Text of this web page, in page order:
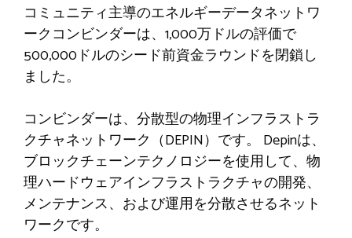
コミュニティ主導のエネルギーデータネットワ
ークコンビンダーは、1,000万ドルの評価で
500,000ドルのシード前資金ラウンドを閉鎖し
ました。
コンビンダーは、分散型の物理インフラストラ
クチャネットワーク（DEPIN）です。 Depinは、
ブロックチェーンテクノロジーを使用して、物
理ハードウェアインフラストラクチャの開発、
メンテナンス、および運用を分散させるネット
ワークです。